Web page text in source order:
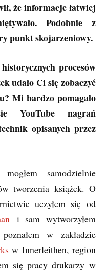
że informacje łatwiej
Podobnie z
punkt skojarzeniowy.
procesów
udało Ci się zobaczyć
Mi bardzo pomagało
YouTube nagrań
opisanych przez
samodzielnie
tworzenia książek. O
uczyłem się od
i sam wytworzyłem
w zakładzie
w Innerleithen, region
się pracy drukarzy w